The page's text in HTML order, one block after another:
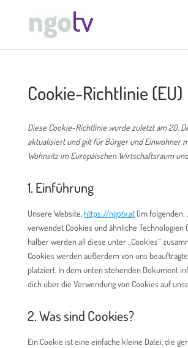
Cookie-Richtlinie (EU)
Diese Cookie-Richtlinie wurde zuletzt am 20.
aktualisiert und gilt für Bürger und Einwohner
Wohnsitz im Europäischen Wirtschaftsraum
1. Einführung
Unsere Website,https://ngotv.at(im folgenden:
verwendet Cookies und ähnliche Technologien
halber werden all diese unter „Cookies“
Cookies werden außerdem von uns
platziert. In dem unten stehenden Dokument
dich über die Verwendung von Cookies auf
2. Was sind Cookies?
Ein Cookie ist eine einfache kleine Datei, die